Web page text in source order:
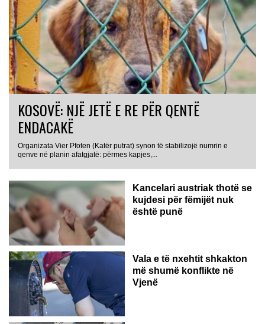
KOSOVË: NJË JETË E RE PËR QENTË
ENDACAKË
Organizata Vier Pfoten (Katër putrat) synon të stabilizojë numrin e
qenve në planin afatgjatë: përmes kapjes,...
Kancelari austriak thotë se
kujdesi për fëmijët nuk
është punë
Vala e të nxehtit shkakton
më shumë konflikte në
Vjenë